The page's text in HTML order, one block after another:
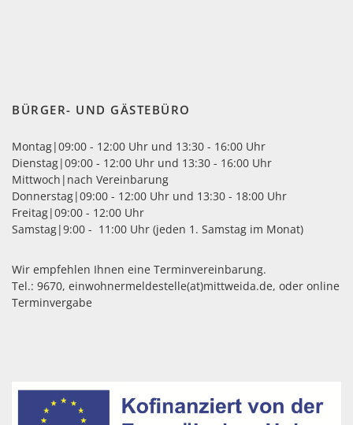
BÜRGER- UND GÄSTEBÜRO
Montag|09:00 - 12:00 Uhr und 13:30 - 16:00 Uhr
Dienstag|09:00 - 12:00 Uhr und 13:30 - 16:00 Uhr
Mittwoch|nach Vereinbarung
Donnerstag|09:00 - 12:00 Uhr und 13:30 - 18:00 Uhr
Freitag|09:00 - 12:00 Uhr
Samstag|9:00 - 11:00 Uhr (jeden 1. Samstag im Monat)
Wir empfehlen Ihnen eine Terminvereinbarung.
Tel.: 9670, einwohnermeldestelle(at)mittweida.de, oder online
Terminvergabe